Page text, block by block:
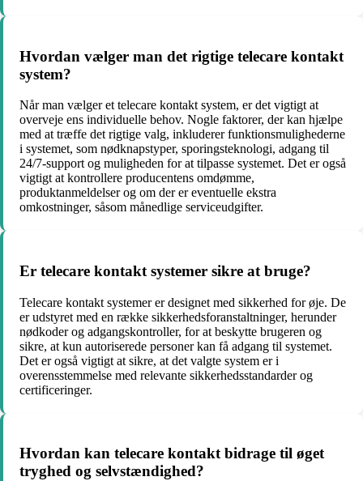
Hvordan vælger man det rigtige telecare kontakt
system?
Når man vælger et telecare kontakt system, er det vigtigt at
overveje ens individuelle behov. Nogle faktorer, der kan hjælpe
med at træffe det rigtige valg, inkluderer funktionsmulighederne
i systemet, som nødknapstyper, sporingsteknologi, adgang til
24/7-support og muligheden for at tilpasse systemet. Det er også
vigtigt at kontrollere producentens omdømme,
produktanmeldelser og om der er eventuelle ekstra
omkostninger, såsom månedlige serviceudgifter.
Er telecare kontakt systemer sikre at bruge?
Telecare kontakt systemer er designet med sikkerhed for øje. De
er udstyret med en række sikkerhedsforanstaltninger, herunder
nødkoder og adgangskontroller, for at beskytte brugeren og
sikre, at kun autoriserede personer kan få adgang til systemet.
Det er også vigtigt at sikre, at det valgte system er i
overensstemmelse med relevante sikkerhedsstandarder og
certificeringer.
Hvordan kan telecare kontakt bidrage til øget
tryghed og selvstændighed?